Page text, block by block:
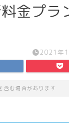
金プラ
2021年
含む場合があります